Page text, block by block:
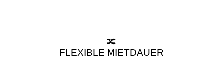
🔀
FLEXIBLE MIETDAUER